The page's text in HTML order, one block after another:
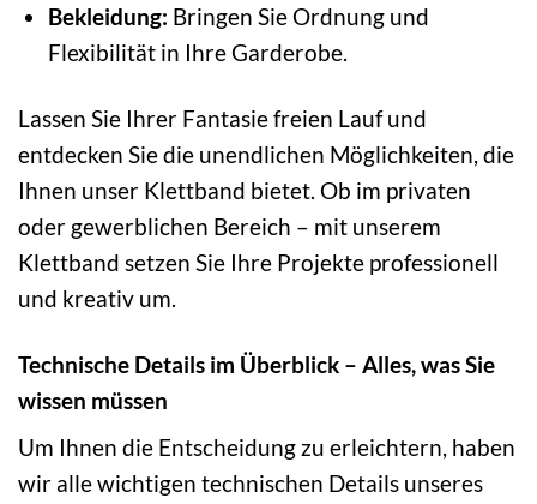
Bekleidung: Bringen Sie Ordnung und
Flexibilität in Ihre Garderobe.
Lassen Sie Ihrer Fantasie freien Lauf und
entdecken Sie die unendlichen Möglichkeiten, die
Ihnen unser Klettband bietet. Ob im privaten
oder gewerblichen Bereich – mit unserem
Klettband setzen Sie Ihre Projekte professionell
und kreativ um.
Technische Details im Überblick – Alles, was Sie
wissen müssen
Um Ihnen die Entscheidung zu erleichtern, haben
wir alle wichtigen technischen Details unseres